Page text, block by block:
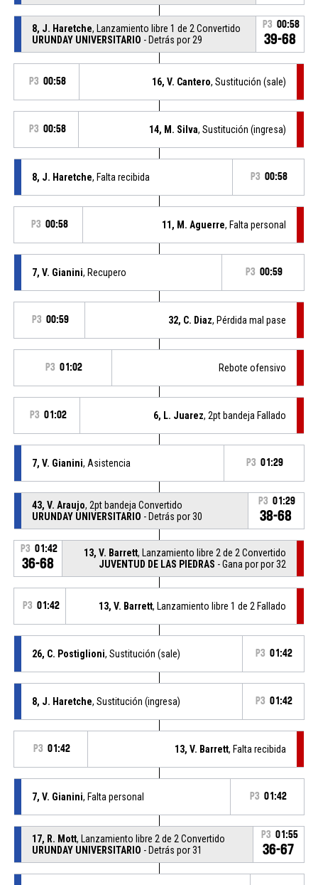
8, J. Haretche, Lanzamiento libre 1 de 2 Convertido
URUNDAY UNIVERSITARIO - Detrás por 29
P3 00:58
39-68
P3 00:58 16, V. Cantero, Sustitución (sale)
P3 00:58 14, M. Silva, Sustitución (ingresa)
8, J. Haretche, Falta recibida P3 00:58
P3 00:58 11, M. Aguerre, Falta personal
7, V. Gianini, Recupero P3 00:59
P3 00:59 32, C. Diaz, Pérdida mal pase
P3 01:02 Rebote ofensivo
P3 01:02 6, L. Juarez, 2pt bandeja Fallado
7, V. Gianini, Asistencia P3 01:29
43, V. Araujo, 2pt bandeja Convertido
URUNDAY UNIVERSITARIO - Detrás por 30
P3 01:29
38-68
P3 01:42
36-68
13, V. Barrett, Lanzamiento libre 2 de 2 Convertido
JUVENTUD DE LAS PIEDRAS - Gana por por 32
P3 01:42 13, V. Barrett, Lanzamiento libre 1 de 2 Fallado
26, C. Postiglioni, Sustitución (sale) P3 01:42
8, J. Haretche, Sustitución (ingresa) P3 01:42
P3 01:42 13, V. Barrett, Falta recibida
7, V. Gianini, Falta personal P3 01:42
17, R. Mott, Lanzamiento libre 2 de 2 Convertido
URUNDAY UNIVERSITARIO - Detrás por 31
P3 01:55
36-67